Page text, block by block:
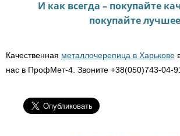
И как всегда – покупайте
покупайте
Качественная металлочерепица в Харькове
нас в ПрофМет-4. Звоните +38(050)743-04-